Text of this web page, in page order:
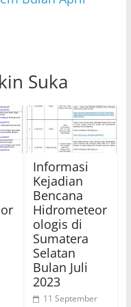
Suka
Informasi
Kejadian
Bencana
Hidrometeor
ologis di
Sumatera
Selatan
Bulan Juli
2023
11 September